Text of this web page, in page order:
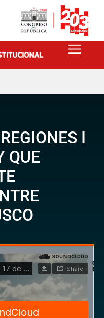
I
QUE